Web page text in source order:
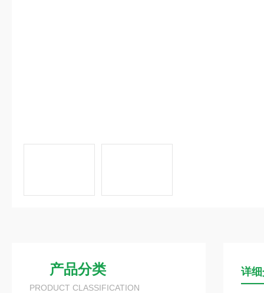
产品分类
PRODUCT CLASSIFICATION
详